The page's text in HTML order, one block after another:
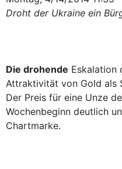
Droht der Ukraine ein
Die drohende Eskalation
Attraktivität von Gold als
Der Preis für eine Unze
Wochenbeginn deutlich
Chartmarke.